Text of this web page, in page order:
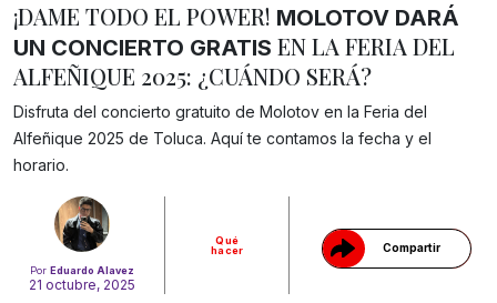
Por Eduardo Alavez
21 octubre, 2025
Qué
hacer
Compartir
Gracias!
¡DAME TODO EL POWER! MOLOTOV DARÁ
UN CONCIERTO GRATIS EN LA FERIA DEL
ALFEÑIQUE 2025: ¿CUÁNDO SERÁ?
Disfruta del concierto gratuito de Molotov en la Feria del
Alfeñique 2025 de Toluca. Aquí te contamos la fecha y el
horario.